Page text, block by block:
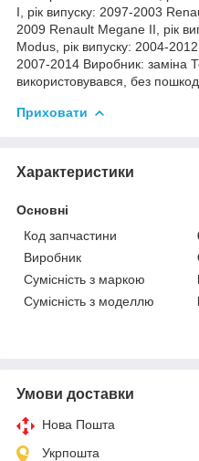
I, рік випуску: 2097-2003
2009 Renault Megane II, рік
Modus, рік випуску: 2004-
2007-2014 Виробник: заміна
використовувався, без
Приховати
Характеристики
Основні
Код запчастини
Виробник
Сумісність з маркою
Сумісність з моделлю
Умови доставки
Нова Пошта
Укрпошта